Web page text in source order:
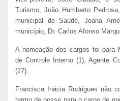
Turismo, João Humberto
municipal de Saúde, Joana
município, Dr. Carlos Afonso
A nomeação dos cargos foi para
de Controle Interno (1), Agente
(27).
Francisca Inácia Rodrigues não